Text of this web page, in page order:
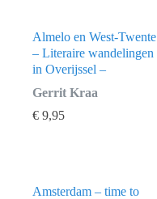
Almelo en West-Twente
– Literaire wandelingen
in Overijssel –
Gerrit Kraa
€ 9,95
Amsterdam – time to